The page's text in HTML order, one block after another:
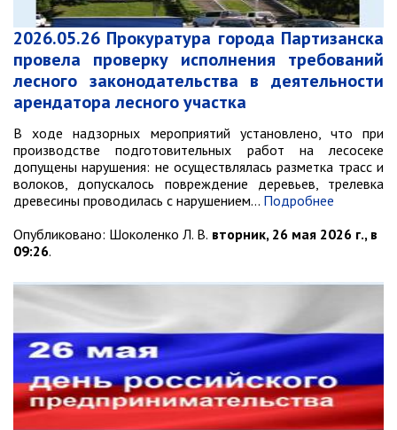
2026.05.26 Прокуратура города Партизанска
провела проверку исполнения требований
лесного законодательства в деятельности
арендатора лесного участка
В ходе надзорных мероприятий установлено, что при
производстве подготовительных работ на лесосеке
допущены нарушения: не осуществлялась разметка трасс и
волоков, допускалось повреждение деревьев, трелевка
древесины проводилась с нарушением… Подробнее
Опубликовано: Шоколенко Л. В. вторник, 26 мая 2026 г., в
09:26.